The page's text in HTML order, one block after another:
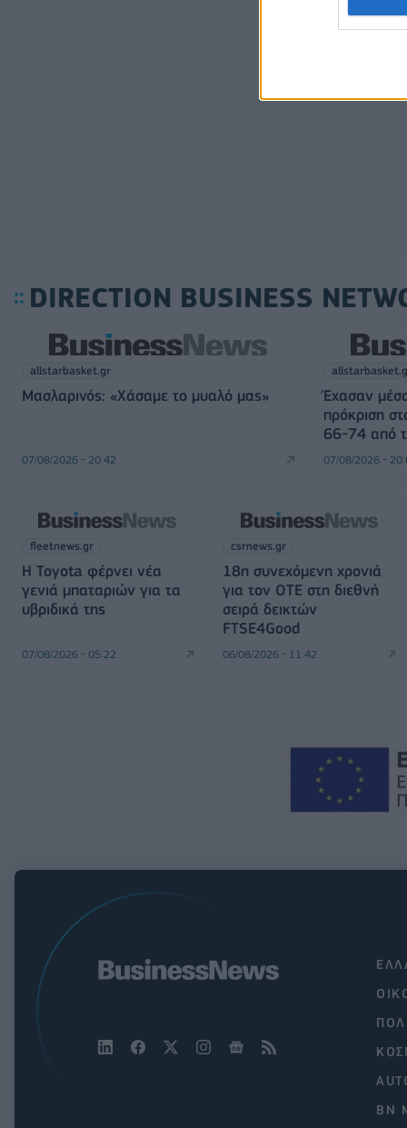
DIRECTION BUSINESS
allstarbasket.gr
Μασλαρινός: «Χάσαμε το μυαλό μας»
07/08/2026 - 20:42
Έχασαν
πρόκριση
66-74 από
07/08/2026 -
fleetnews.gr
Η Toyota φέρνει νέα
γενιά μπαταριών για τα
υβριδικά της
07/08/2026 - 05:22
csrnews.gr
18η συνεχόμενη χρονιά
για τον ΟΤΕ στη διεθνή
σειρά δεικτών
FTSE4Good
06/08/2026 - 11:42
BN